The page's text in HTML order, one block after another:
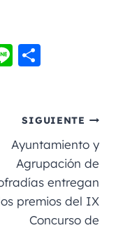
Li
p
a
rt
ir
SIGUIENTE
Ayuntamiento y
Agrupación de
entregan
premios del IX
Concurso de